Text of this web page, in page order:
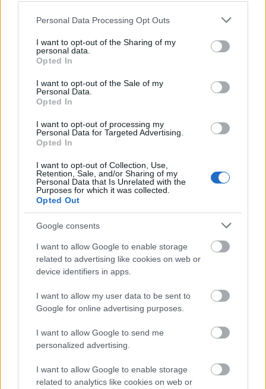
Please note that this website/app uses one or more Google
not limited to your visit or usage behaviour. You may click to
grant or deny consent to Google and its third-party tags to
use your data for below specified purposes in below Google
consent section.
Personal Data Processing Opt Outs
I want to opt-out of the Sharing of my
personal data.
Opted In
I want to opt-out of the Sale of my
Personal Data.
Opted In
I want to opt-out of processing my
Personal Data for Targeted Advertising.
Opted In
I want to opt-out of Collection, Use,
Retention, Sale, and/or Sharing of my
Personal Data that Is Unrelated with the
Purposes for which it was collected.
Opted Out
Google consents
I want to allow Google to enable storage
related to advertising like cookies on web or
device identifiers in apps.
I want to allow my user data to be sent to
Google for online advertising purposes.
I want to allow Google to send me
personalized advertising.
I want to allow Google to enable storage
related to analytics like cookies on web or
Για να προσθέσεις το σχόλιο
σου πρέπει να συνδεθείς
BEST OFINTERNET